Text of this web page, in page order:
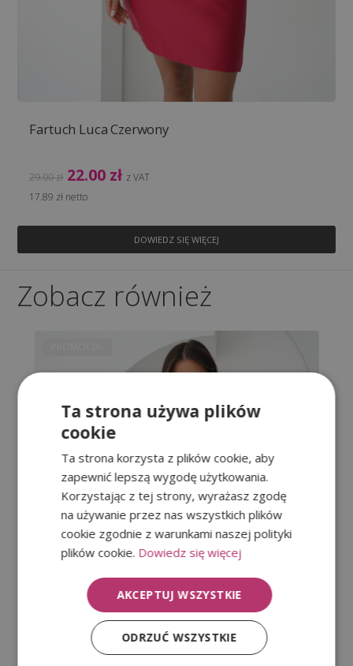
Fartuch Luca Czerwony
29.00zł Pierwotna
cena
29.00 zł.
22.00 złAktualna
22.00 zł.
z VAT
17.89 zł netto
DOWIEDZ SIĘ WIĘCEJ
Zobacz również
Fartuch Rosso Czekolada
Pierwotna
cena
wynosiła:
59.00 zł.
49.00złAktualna
cena
wynosi:
49.00 zł.
z VAT
netto
Ta strona używa plików
cookie
Ta strona korzysta z plików cookie, aby
zapewnić lepszą wygodę użytkowania.
Korzystając z tej strony, wyrażasz zgodę
na używanie przez nas wszystkich plików
cookie zgodnie z warunkami naszej polityki
plików cookie. Dowiedz się więcej
AKCEPTUJ WSZYSTKIE
ODRZUĆ WSZYSTKIE